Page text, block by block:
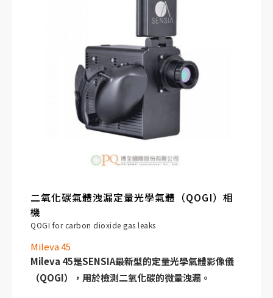
二氧化碳氣體洩漏定量光學氣體（QOGI）相
機
QOGI for carbon dioxide gas leaks
Mileva 45
Mileva 45是SENSIA最新型的定量光學氣體影像儀
（QOGI），用於檢測二氧化碳的微量洩漏。